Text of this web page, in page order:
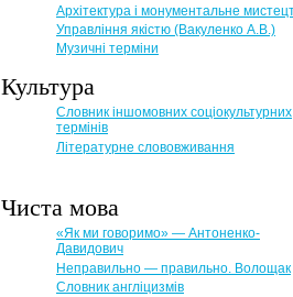
Архітектура і монументальне
Управління якістю (Вакуленко А.В.)
Музичні терміни
Культура
Словник іншомовних соціокультурних
термінів
Літературне слововживання
Чиста мова
«Як ми говоримо» — Антоненко-
Давидович
Неправильно — правильно. Волощак
Словник англіцизмів